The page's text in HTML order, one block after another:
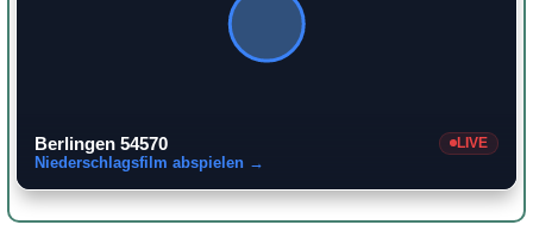
Berlingen 54570 LIVE
Niederschlagsfilm abspielen →